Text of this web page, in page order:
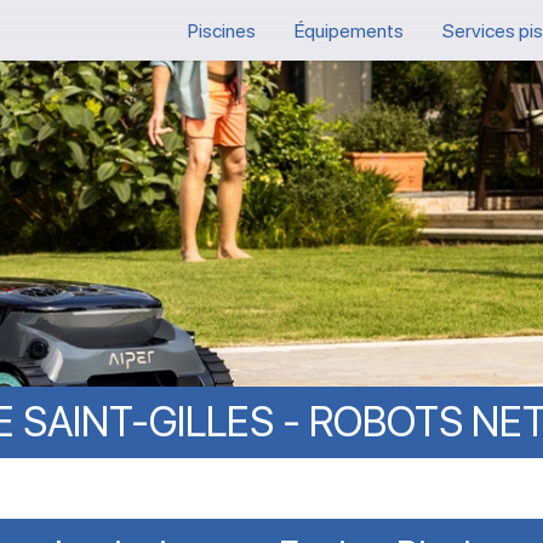
Piscines Équipements Services
SAINT-GILLES - ROBOTS